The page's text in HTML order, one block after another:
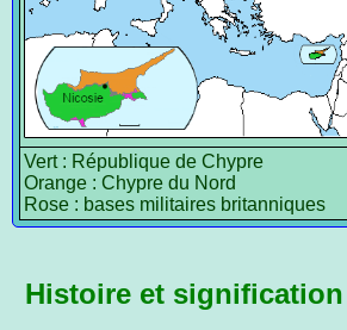
Vert : République de Chypre
Orange : Chypre du Nord
Rose : bases militaires britanniques
Histoire et signification